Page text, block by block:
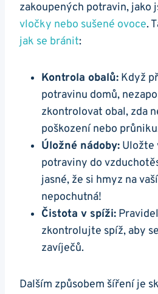
zakoupených ⁢potravin, jako
vločky nebo sušené ovoce.
jak se bránit:
Kontrola obalů: Když
potravinu domů,
zkontrolovat obal, zda
poškození nebo
Úložné nádoby: Uložte
potraviny do
jasné, že si hmyz na
nepochutná!
Čistota‍ v spíži:
zkontrolujte spíž, aby
zavíječů.
Dalším⁤ způsobem šíření‌ je